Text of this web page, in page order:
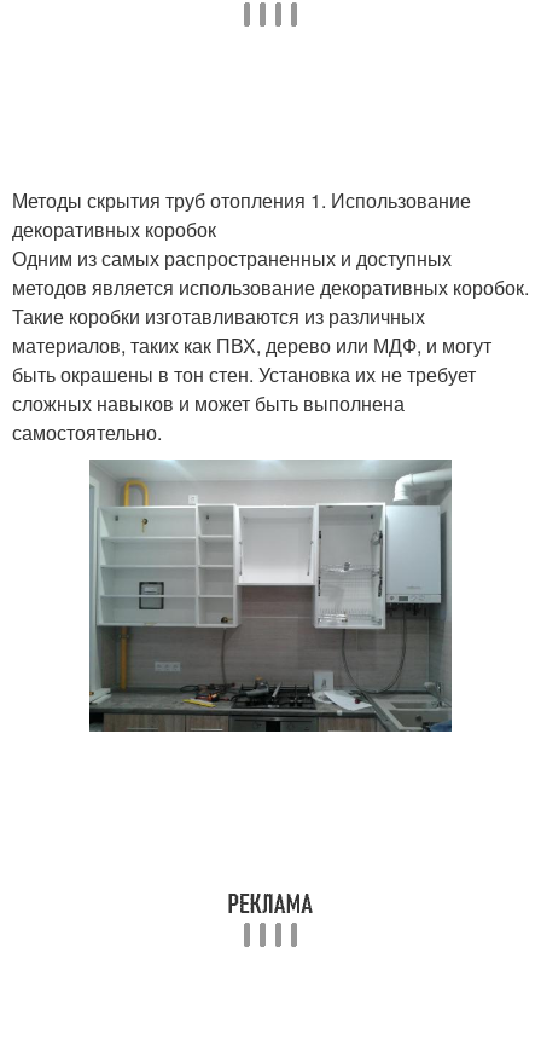
Методы скрытия труб отопления 1. Использование
декоративных коробок
Одним из самых распространенных и доступных
методов является использование декоративных коробок.
Такие коробки изготавливаются из различных
материалов, таких как ПВХ, дерево или МДФ, и могут
быть окрашены в тон стен. Установка их не требует
сложных навыков и может быть выполнена
самостоятельно.